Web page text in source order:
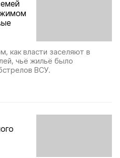
как власти заселяют в
чьё жильё было
ВСУ.